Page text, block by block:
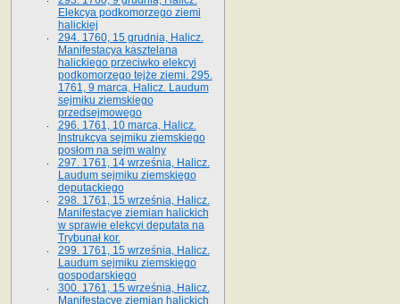
Elekcya podkomorzego ziemi
halickiej
294. 1760, 15 grudnia, Halicz.
Manifestacya kasztelana
halickiego przeciwko elekcyi
podkomorzego tejże ziemi. 295.
1761, 9 marca, Halicz. Laudum
sejmiku ziemskiego
przedsejmowego
296. 1761, 10 marca, Halicz.
Instrukcya sejmiku ziemskiego
posłom na sejm walny
297. 1761, 14 września, Halicz.
Laudum sejmiku ziemskiego
deputackiego
298. 1761, 15 września, Halicz.
Manifestacye ziemian halickich
w sprawie elekcyi deputata na
Trybunał kor.
299. 1761, 15 września, Halicz.
Laudum sejmiku ziemskiego
gospodarskiego
300. 1761, 15 września, Halicz.
Manifestacye ziemian halickich